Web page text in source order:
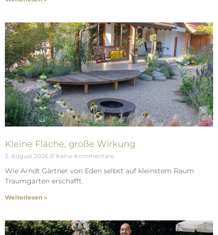
Kleine Fläche, große Wirkung
2. August 2026 Keine Kommentare
Wie Arndt Gärtner von Eden selbst auf kleinstem Raum
Traumgärten erschafft.
Weiterlesen »